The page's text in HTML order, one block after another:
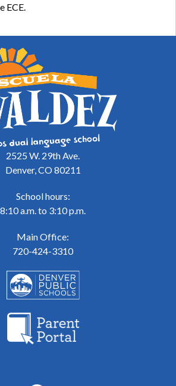
ECE.
2525 W. 29th Ave.
Denver, CO 80211
School hours:
8:10 a.m. to 3:10 p.m.
Main Office:
720-424-3310